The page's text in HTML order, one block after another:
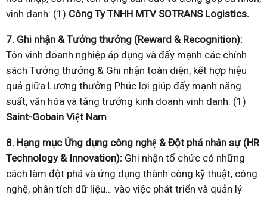
vinh danh: (1) Công Ty TNHH MTV SOTRANS Logistics.
7. Ghi nhận & Tưởng thưởng (Reward & Recognition):
Tôn vinh doanh nghiệp áp dụng và đẩy mạnh các chính
sách Tưởng thưởng & Ghi nhận toàn diện, kết hợp hiệu
quả giữa Lương thưởng Phúc lợi giúp đẩy mạnh năng
suất, văn hóa và tăng trưởng kinh doanh vinh danh: (1)
Saint-Gobain Việt Nam
8. Hạng mục Ứng dụng công nghệ & Đột phá nhân sự (HR
Technology & Innovation): Ghi nhận tổ chức có những
cách làm đột phá và ứng dụng thành công kỹ thuật, công
nghệ, phân tích dữ liệu… vào việc phát triển và quản lý